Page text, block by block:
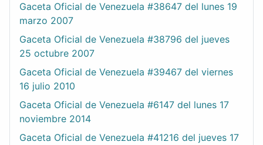
Gaceta Oficial de Venezuela #38647 del lunes 19
marzo 2007
Gaceta Oficial de Venezuela #38796 del jueves
25 octubre 2007
Gaceta Oficial de Venezuela #39467 del viernes
16 julio 2010
Gaceta Oficial de Venezuela #6147 del lunes 17
noviembre 2014
Gaceta Oficial de Venezuela #41216 del jueves 17